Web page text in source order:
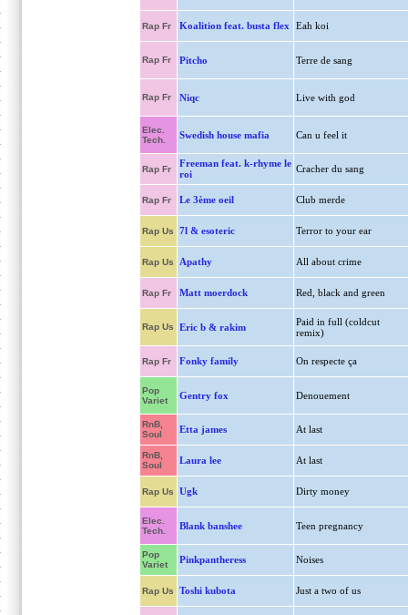
Rap Fr Koalition feat. busta flex Eah koi
Rap Fr Pitcho Terre de sang
Rap Fr Niqc Live with god
Elec.
Tech.
Swedish house mafia Can u feel it
Rap Fr
Freeman feat. k-rhyme le
roi
Cracher du sang
Rap Fr Le 3ème oeil Club merde
Rap Us 7l & esoteric Terror to your ear
Rap Us Apathy All about crime
Rap Fr Matt moerdock Red, black and green
Rap Us Eric b & rakim
Paid in full (coldcut
remix)
Rap Fr Fonky family On respecte ça
Pop
Variet
Gentry fox Denouement
RnB,
Soul
Etta james At last
RnB,
Soul
Laura lee At last
Rap Us Ugk Dirty money
Elec.
Tech.
Blank banshee Teen pregnancy
Pop
Variet
Pinkpantheress Noises
Rap Us Toshi kubota Just a two of us